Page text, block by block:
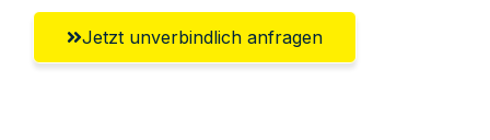
Jetzt unverbindlich anfragen